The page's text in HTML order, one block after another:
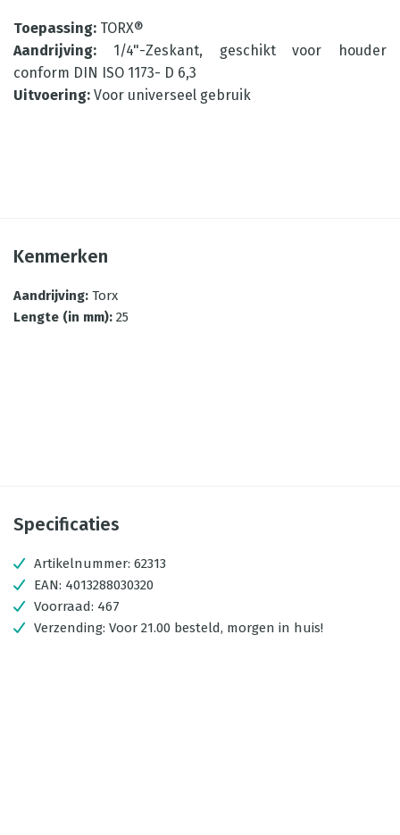
Toepassing: TORX®
Aandrijving: 1/4"-Zeskant, geschikt voor houder
conform DIN ISO 1173- D 6,3
Uitvoering: Voor universeel gebruik
Kenmerken
Aandrijving: Torx
Lengte (in mm): 25
Specificaties
Artikelnummer: 62313
EAN: 4013288030320
Voorraad: 467
Verzending: Voor 21.00 besteld, morgen in huis!